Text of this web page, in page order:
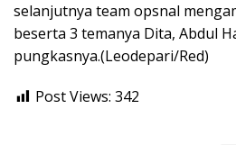
selanjutnya team opsnal
beserta 3 temanya Dita, Abdul
pungkasnya.(Leodepari/Red)
Post Views: 342